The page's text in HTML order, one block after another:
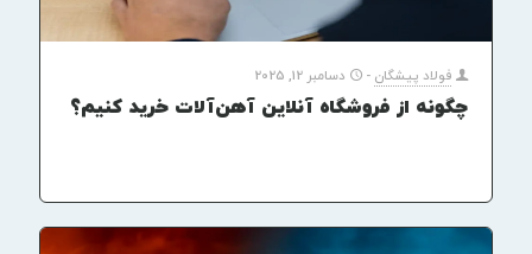
فولاد پیشگان - دسامبر 12, 2025
چگونه از فروشگاه آنلاین آهن‌آلات خرید کنیم؟